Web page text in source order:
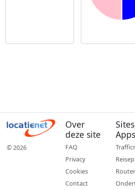
© 2026
Over
deze site
FAQ
Privacy
Cookies
Contact
Apps